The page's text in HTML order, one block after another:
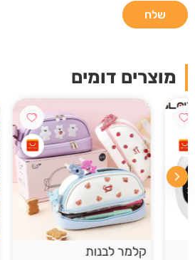
מוצרים דומים
קלמר לבנות
אני רוצה לקבל עדכונים